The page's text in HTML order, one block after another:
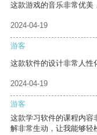
这款游戏的音乐非常优美
2024-04-19
游客
这款软件的设计非常人性
2024-04-19
游客
这款学习软件的课程内容
解非常生动，让我能够轻